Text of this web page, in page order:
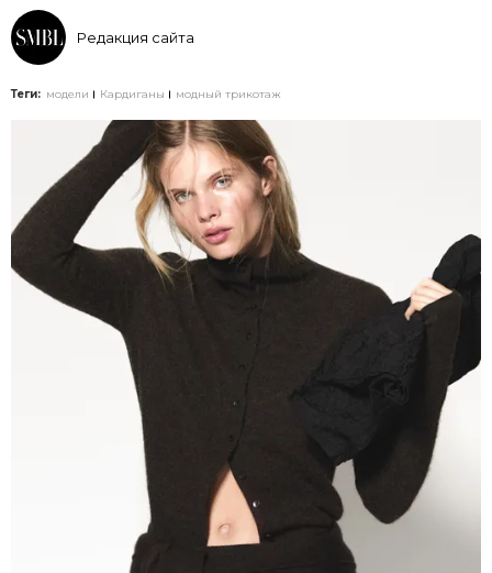
Редакция сайта
Теги: модели Кардиганы модный трикотаж